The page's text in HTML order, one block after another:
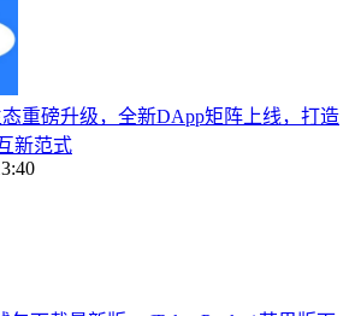
重磅升级，全新DApp矩阵上线，打造
新范式